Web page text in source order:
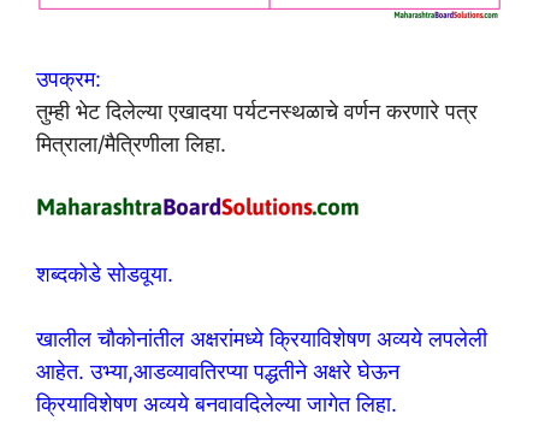
उपक्रम:
तुम्ही भेट दिलेल्या एखादया पर्यटनस्थळाचे वर्णन करणारे पत्र
मित्राला/मैत्रिणीला लिहा.
शब्दकोडे सोडवूया.
खालील चौकोनांतील अक्षरांमध्ये क्रियाविशेषण अव्यये लपलेली
आहेत. उभ्या,आडव्यावतिरप्या पद्धतीने अक्षरे घेऊन
क्रियाविशेषण अव्यये बनवावदिलेल्या जागेत लिहा.